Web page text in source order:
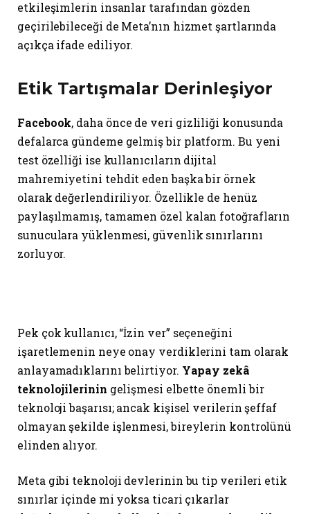
etkileşimlerin insanlar tarafından gözden
geçirilebileceği de Meta’nın hizmet şartlarında
açıkça ifade ediliyor.
Etik Tartışmalar Derinleşiyor
Facebook, daha önce de veri gizliliği konusunda
defalarca gündeme gelmiş bir platform. Bu yeni
test özelliği ise kullanıcıların dijital
mahremiyetini tehdit eden başka bir örnek
olarak değerlendiriliyor. Özellikle de henüz
paylaşılmamış, tamamen özel kalan fotoğrafların
sunuculara yüklenmesi, güvenlik sınırlarını
zorluyor.
Pek çok kullanıcı, “İzin ver” seçeneğini
işaretlemenin neye onay verdiklerini tam olarak
anlayamadıklarını belirtiyor. Yapay zekâ
teknolojilerinin gelişmesi elbette önemli bir
teknoloji başarısı; ancak kişisel verilerin şeffaf
olmayan şekilde işlenmesi, bireylerin kontrolünü
elinden alıyor.
Meta gibi teknoloji devlerinin bu tip verileri etik
sınırlar içinde mi yoksa ticari çıkarlar